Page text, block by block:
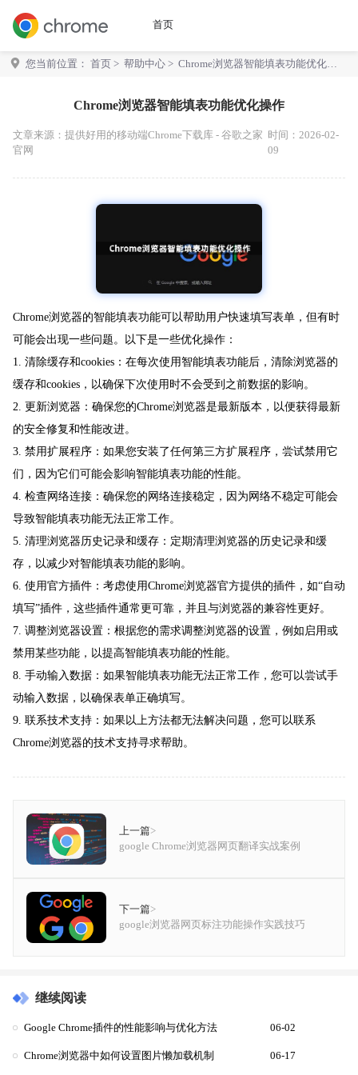
首页
您当前位置： 首页 > 帮助中心 > Chrome浏览器智能填表功能优化操
Chrome浏览器智能填表功能优化操作
文章来源： 提供好用的移动端Chrome下载库 - 谷歌之家
官网
时间：2026-02-
09
Chrome浏览器的智能填表功能可以帮助用户快速填写表单，但有时
可能会出现一些问题。以下是一些优化操作：
1. 清除缓存和cookies：在每次使用智能填表功能后，清除浏览器的
缓存和cookies，以确保下次使用时不会受到之前数据的影响。
2. 更新浏览器：确保您的Chrome浏览器是最新版本，以便获得最新
的安全修复和性能改进。
3. 禁用扩展程序：如果您安装了任何第三方扩展程序，尝试禁用它
们，因为它们可能会影响智能填表功能的性能。
4. 检查网络连接：确保您的网络连接稳定，因为网络不稳定可能会
导致智能填表功能无法正常工作。
5. 清理浏览器历史记录和缓存：定期清理浏览器的历史记录和缓
存，以减少对智能填表功能的影响。
6. 使用官方插件：考虑使用Chrome浏览器官方提供的插件，如“自动
填写”插件，这些插件通常更可靠，并且与浏览器的兼容性更好。
7. 调整浏览器设置：根据您的需求调整浏览器的设置，例如启用或
禁用某些功能，以提高智能填表功能的性能。
8. 手动输入数据：如果智能填表功能无法正常工作，您可以尝试手
动输入数据，以确保表单正确填写。
9. 联系技术支持：如果以上方法都无法解决问题，您可以联系
Chrome浏览器的技术支持寻求帮助。
上一篇>
google Chrome浏览器网页翻译实战案例
下一篇>
google浏览器网页标注功能操作实践技巧
继续阅读
Google Chrome插件的性能影响与优化方法 06-02
Chrome浏览器中如何设置图片懒加载机制 06-17